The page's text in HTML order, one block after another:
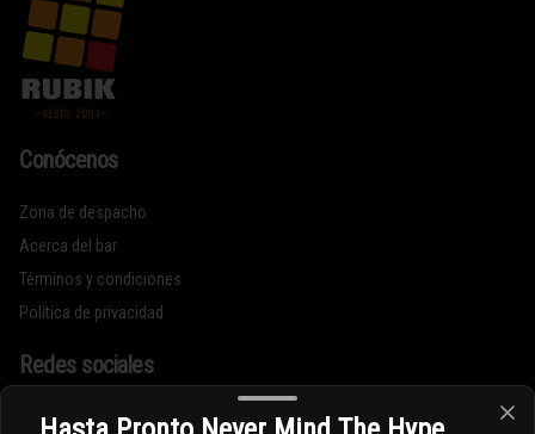
Conócenos
Zona de despacho
Acerca del bar
Términos y condiciones
Política de privacidad
Redes sociales
Instagram